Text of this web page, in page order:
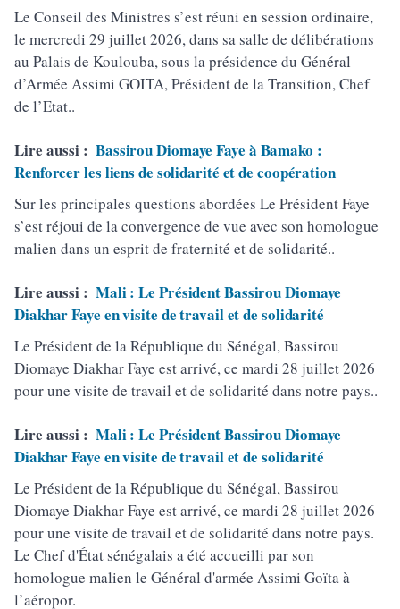
Le Conseil des Ministres s’est réuni en session ordinaire,
le mercredi 29 juillet 2026, dans sa salle de délibérations
au Palais de Koulouba, sous la présidence du Général
d’Armée Assimi GOITA, Président de la Transition, Chef
de l’Etat..
Lire aussi : Bassirou Diomaye Faye à Bamako :
Renforcer les liens de solidarité et de coopération
Sur les principales questions abordées Le Président Faye
s’est réjoui de la convergence de vue avec son homologue
malien dans un esprit de fraternité et de solidarité..
Lire aussi : Mali : Le Président Bassirou Diomaye
Diakhar Faye en visite de travail et de solidarité
Le Président de la République du Sénégal, Bassirou
Diomaye Diakhar Faye est arrivé, ce mardi 28 juillet 2026
pour une visite de travail et de solidarité dans notre pays..
Lire aussi : Mali : Le Président Bassirou Diomaye
Diakhar Faye en visite de travail et de solidarité
Le Président de la République du Sénégal, Bassirou
Diomaye Diakhar Faye est arrivé, ce mardi 28 juillet 2026
pour une visite de travail et de solidarité dans notre pays.
Le Chef d'État sénégalais a été accueilli par son
homologue malien le Général d'armée Assimi Goïta à
l’aéropor.